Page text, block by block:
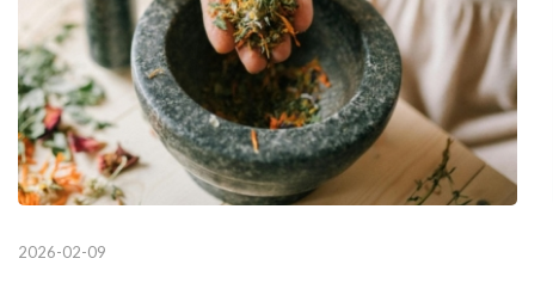
2026-02-09